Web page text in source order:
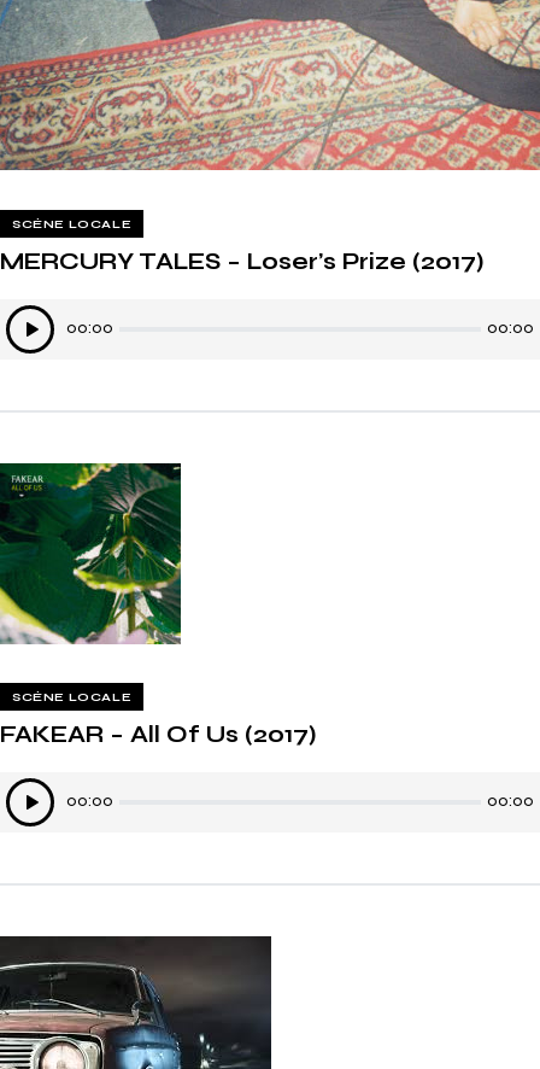
SCÈNE LOCALE
MERCURY TALES – Loser’s Prize (2017)
Lecteur
audio
00:00 00:00
SCÈNE LOCALE
FAKEAR – All Of Us (2017)
Lecteur
audio
00:00 00:00